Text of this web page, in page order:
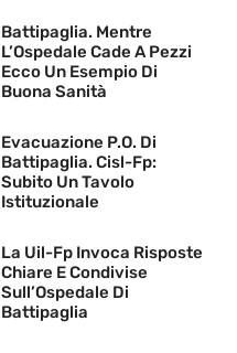
Battipaglia. Mentre
L’Ospedale Cade A Pezzi
Ecco Un Esempio Di
Buona Sanità
Evacuazione P.O. Di
Battipaglia. Cisl-Fp:
Subito Un Tavolo
Istituzionale
La Uil-Fp Invoca Risposte
Chiare E Condivise
Sull’Ospedale Di
Battipaglia